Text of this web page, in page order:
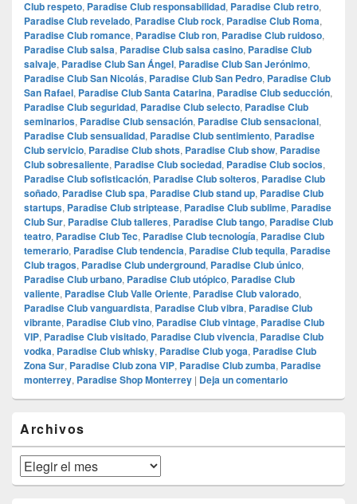
Club respeto, Paradise Club responsabilidad, Paradise Club retro,
Paradise Club revelado, Paradise Club rock, Paradise Club Roma,
Paradise Club romance, Paradise Club ron, Paradise Club ruidoso,
Paradise Club salsa, Paradise Club salsa casino, Paradise Club
salvaje, Paradise Club San Ángel, Paradise Club San Jerónimo,
Paradise Club San Nicolás, Paradise Club San Pedro, Paradise Club
San Rafael, Paradise Club Santa Catarina, Paradise Club seducción,
Paradise Club seguridad, Paradise Club selecto, Paradise Club
seminarios, Paradise Club sensación, Paradise Club sensacional,
Paradise Club sensualidad, Paradise Club sentimiento, Paradise
Club servicio, Paradise Club shots, Paradise Club show, Paradise
Club sobresaliente, Paradise Club sociedad, Paradise Club socios,
Paradise Club sofisticación, Paradise Club solteros, Paradise Club
soñado, Paradise Club spa, Paradise Club stand up, Paradise Club
startups, Paradise Club striptease, Paradise Club sublime, Paradise
Club Sur, Paradise Club talleres, Paradise Club tango, Paradise Club
teatro, Paradise Club Tec, Paradise Club tecnología, Paradise Club
temerario, Paradise Club tendencia, Paradise Club tequila, Paradise
Club tragos, Paradise Club underground, Paradise Club único,
Paradise Club urbano, Paradise Club utópico, Paradise Club
valiente, Paradise Club Valle Oriente, Paradise Club valorado,
Paradise Club vanguardista, Paradise Club vibra, Paradise Club
vibrante, Paradise Club vino, Paradise Club vintage, Paradise Club
VIP, Paradise Club visitado, Paradise Club vivencia, Paradise Club
vodka, Paradise Club whisky, Paradise Club yoga, Paradise Club
Zona Sur, Paradise Club zona VIP, Paradise Club zumba, Paradise
monterrey, Paradise Shop Monterrey | Deja un comentario
área
de
widget
barra
lateral
Archivos
Archivos